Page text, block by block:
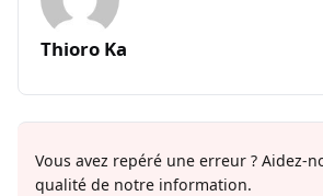
Thioro Ka
Vous avez repéré une erreur ? Aidez-
qualité de notre information.